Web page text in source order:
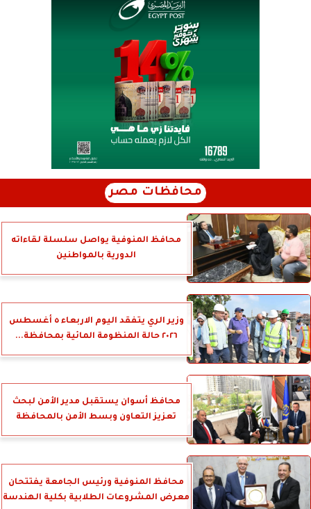
محافظات مصر
محافظ المنوفية يواصل سلسلة لقاءاته
الدورية بالمواطنين
وزير الري يتفقد اليوم الاربعاء ٥ أغسطس
٢٠٢٦ حالة المنظومة المائية بمحافظة...
محافظ أسوان يستقبل مدير الأمن لبحث
تعزيز التعاون وبسط الأمن بالمحافظة
محافظ المنوفية ورئيس الجامعة يفتتحان
معرض المشروعات الطلابية بكلية الهندسة